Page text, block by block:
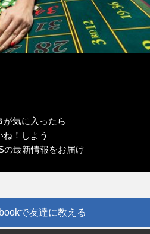
が気に入ったら
ね！しよう
の最新情報をお届け
で友達に教える